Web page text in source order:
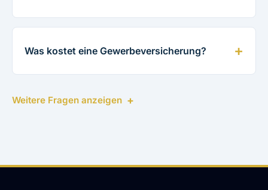
Was kostet eine Gewerbeversicherung?
Weitere Fragen anzeigen